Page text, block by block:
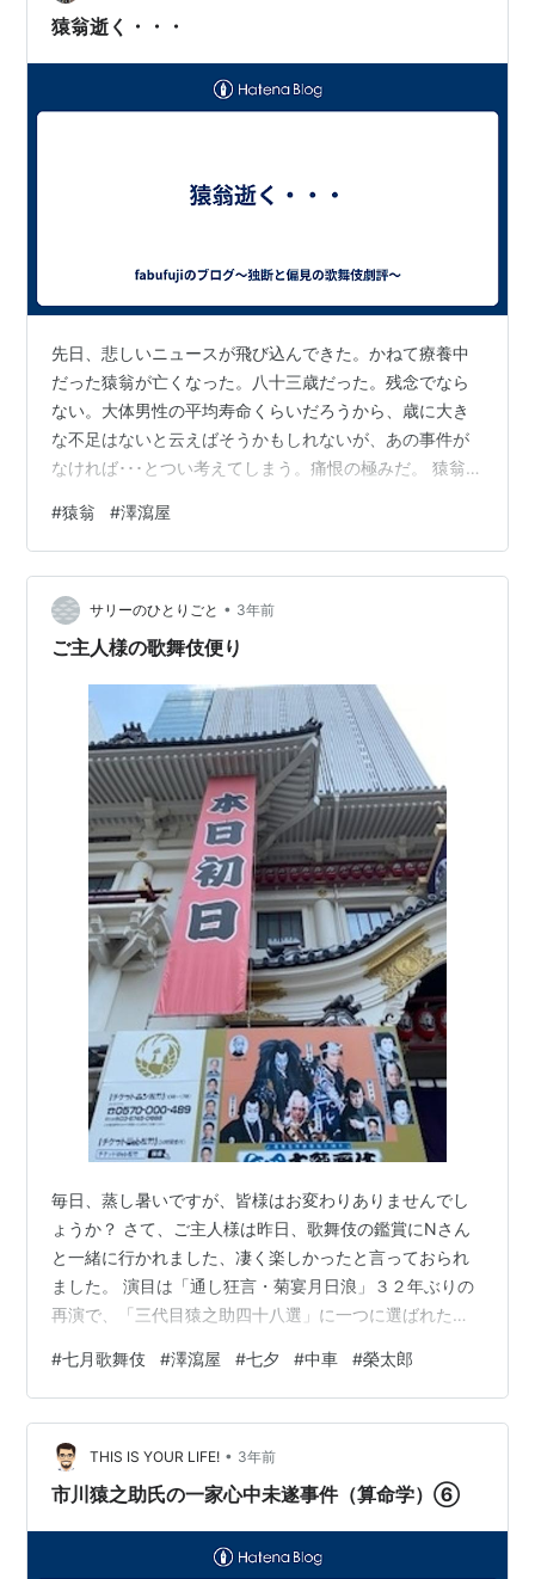
きました。 … おもだかや女…
猿翁逝く・・・
先日、悲しいニュースが飛び込んできた。かねて療養中
だった猿翁が亡くなった。八十三歳だった。残念でなら
ない。大体男性の平均寿命くらいだろうから、歳に大き
な不足はないと云えばそうかもしれないが、あの事件が
なければ･･･とつい考えてしまう。痛恨の極みだ。 猿翁と
宙乗りを取り入れたスーパー歌舞伎を作り出し、五千回
も飛んだ事はギネスにも記録されていると云う。筆者は
個人的にスーパー歌舞伎と歌舞伎は別物と考えてはいる
が、歌舞伎と云う演劇の一つの側面の可能性を大きく広
げ、「ここまでやってもいいんだ」と認識させた功績は
#猿翁 #澤瀉屋
サリーのひとりごと • 3年前
ご主人様の歌舞伎便り
毎日、蒸し暑いですが、皆様はお変わりありませんでし
ょうか？ さて、ご主人様は昨日、歌舞伎の鑑賞にNさん
と一緒に行かれました、凄く楽しかったと言っておられ
ました。 演目は「通し狂言・菊宴月日浪」３２年ぶりの
再演で、「三代目猿之助四十八選」に一つに選ばれた作
す。内容は割愛させていただきますが、中車さんはじ
め、役者さんそれぞれが心を一つにして、その意気込み
が感じられたお芝居で本当に面白く楽しませていただき
ました。澤瀉屋ならではの演出も素晴らしかったです。
久々の歌舞伎にいつになく上機嫌のご主人様でしたよ。
#七月歌舞伎 #澤瀉屋 #七夕 #中車 #榮太郎
THIS IS YOUR LIFE! • 3年前
市川猿之助氏の一家心中未遂事件（算命学）⑥